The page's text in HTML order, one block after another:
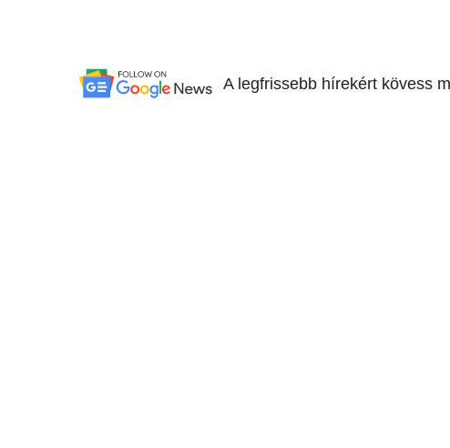
A legfrissebb hírekért kövess